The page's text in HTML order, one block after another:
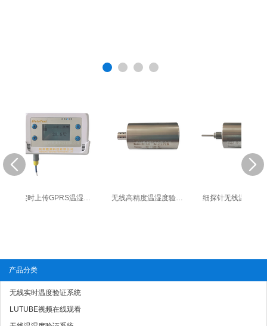
实时上传GPRS温湿度采集器 无线高精度温湿度验证探头
产品分类
无线实时温度验证系统
LUTUBE视频在线观看